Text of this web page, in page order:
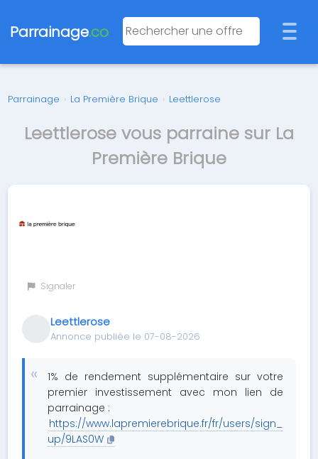
Parrainage.co
Parrainage › La Première Brique › Leettlerose
Leettlerose vous parraine sur La
Première Brique
Signaler
Leettlerose
Annonce publiée le 07-08-2026
1% de rendement supplémentaire sur votre
premier investissement avec mon lien de
parrainage :
https://www.lapremierebrique.fr/fr/users/sign_
up/9LAS0W